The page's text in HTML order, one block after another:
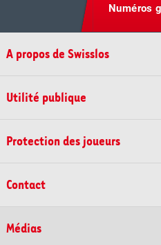
Numéros
A propos de Swisslos
Utilité publique
Protection des joueurs
Contact
Médias